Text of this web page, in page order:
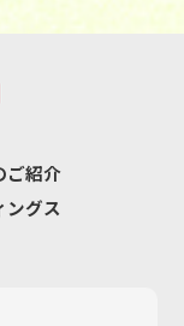
ご紹介
ングス